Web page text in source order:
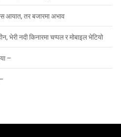
आयात, तर बजारमा अभाव
भेरी नदी किनारमा चप्पल र मोबाइल भेटियो
–